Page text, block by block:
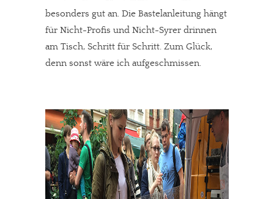
besonders gut an. Die Bastelanleitung hängt
für Nicht-Profis und Nicht-Syrer drinnen
am Tisch, Schritt für Schritt. Zum Glück,
denn sonst wäre ich aufgeschmissen.